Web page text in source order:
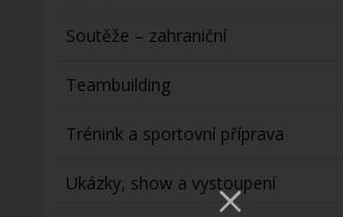
Soutěže – zahraniční
Teambuilding
Trénink a sportovní příprava
Ukázky, show a vystoupení